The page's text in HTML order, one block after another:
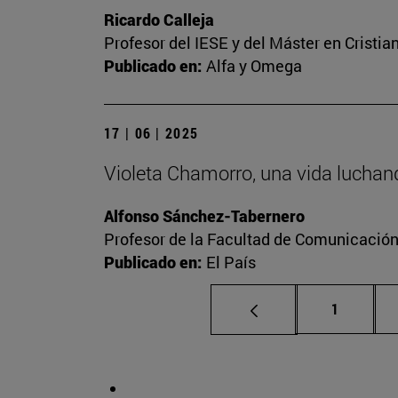
Ricardo Calleja
Profesor del IESE y del Máster en
Publicado en: Alfa y Omega
17 | 06 | 2025
Violeta Chamorro, una vida
Alfonso Sánchez-Tabernero
Profesor de la Facultad de Comunicación
Publicado en: El País
Página
1